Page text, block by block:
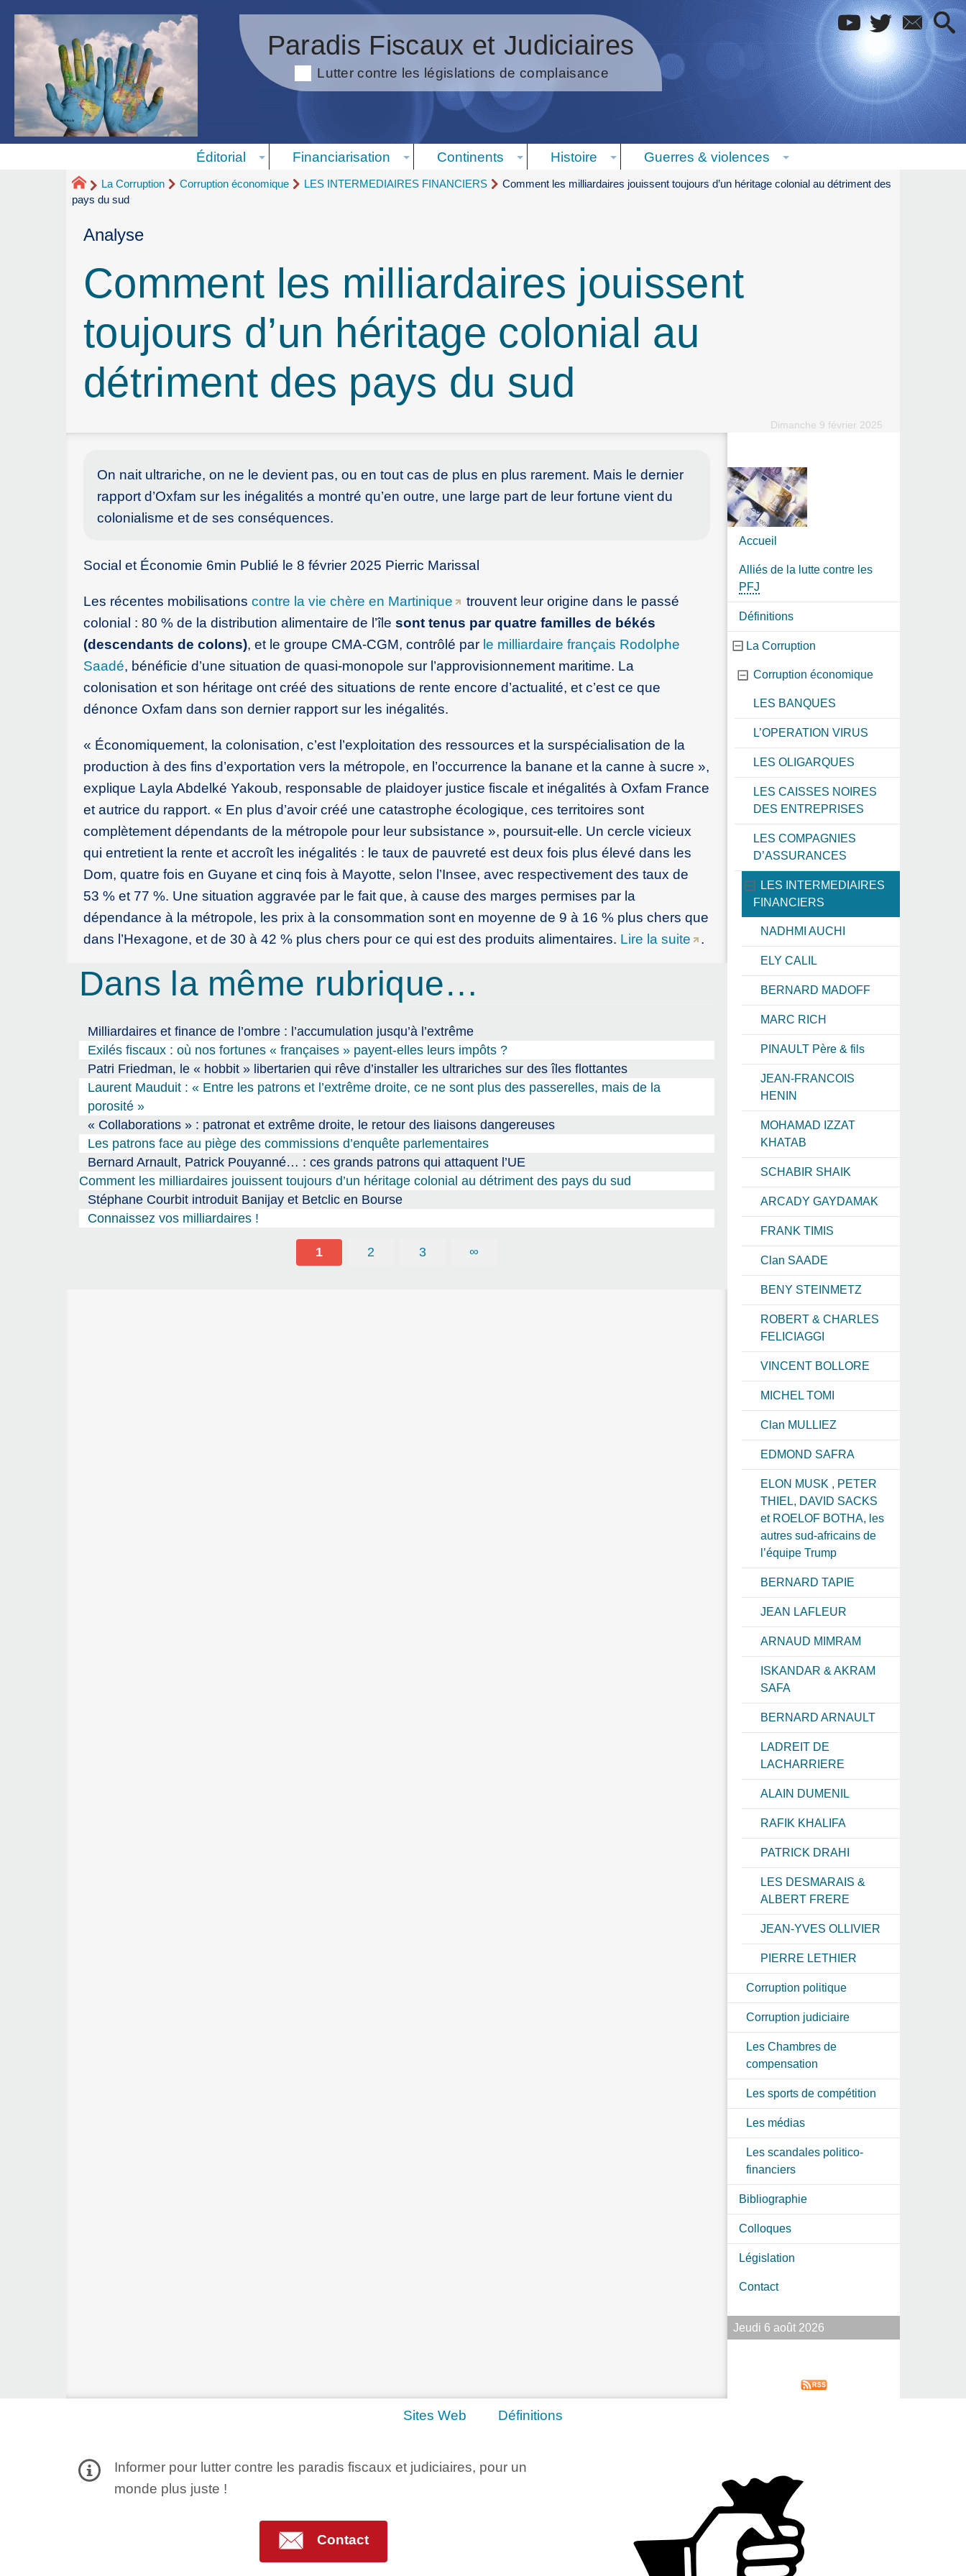
Paradis Fiscaux et Judiciaires
Lutter contre les législations de complaisance
Éditorial Financiarisation Continents Histoire Guerres & violences
La Corruption Corruption économique LES INTERMEDIAIRES FINANCIERS
Comment les milliardaires jouissent toujours d’un héritage colonial au détriment des
pays du sud
Analyse
Comment les milliardaires jouissent
toujours d’un héritage colonial au
détriment des pays du sud
Dimanche 9 février 2025
On nait ultrariche, on ne le devient pas, ou en tout cas de plus en plus rarement. Mais le dernier
rapport d’Oxfam sur les inégalités a montré qu’en outre, une large part de leur fortune vient du
colonialisme et de ses conséquences.
Social et Économie 6min Publié le 8 février 2025 Pierric Marissal
Les récentes mobilisations contre la vie chère en Martinique
trouvent leur origine dans le passé
colonial : 80 % de la distribution alimentaire de l’île sont tenus par quatre familles de békés
(descendants de colons), et le groupe CMA-CGM, contrôlé par le milliardaire français Rodolphe
Saadé, bénéficie d’une situation de quasi-monopole sur l’approvisionnement maritime. La
colonisation et son héritage ont créé des situations de rente encore d’actualité, et c’est ce que
dénonce Oxfam dans son dernier rapport sur les inégalités.
« Économiquement, la colonisation, c’est l’exploitation des ressources et la surspécialisation de la
production à des fins d’exportation vers la métropole, en l’occurrence la banane et la canne à sucre »,
explique Layla Abdelké Yakoub, responsable de plaidoyer justice fiscale et inégalités à Oxfam France
et autrice du rapport. « En plus d’avoir créé une catastrophe écologique, ces territoires sont
complètement dépendants de la métropole pour leur subsistance », poursuit-elle. Un cercle vicieux
qui entretient la rente et accroît les inégalités : le taux de pauvreté est deux fois plus élevé dans les
Dom, quatre fois en Guyane et cinq fois à Mayotte, selon l’Insee, avec respectivement des taux de
53 % et 77 %. Une situation aggravée par le fait que, à cause des marges permises par la
dépendance à la métropole, les prix à la consommation sont en moyenne de 9 à 16 % plus chers que
dans l’Hexagone, et de 30 à 42 % plus chers pour ce qui est des produits alimentaires. Lire la suite .
Dans la même rubrique…
Milliardaires et finance de l’ombre : l’accumulation jusqu’à l’extrême
Exilés fiscaux : où nos fortunes « françaises » payent-elles leurs impôts ?
Patri Friedman, le « hobbit » libertarien qui rêve d’installer les ultrariches sur des îles flottantes
Laurent Mauduit : « Entre les patrons et l’extrême droite, ce ne sont plus des passerelles, mais de la
porosité »
« Collaborations » : patronat et extrême droite, le retour des liaisons dangereuses
Les patrons face au piège des commissions d’enquête parlementaires
Bernard Arnault, Patrick Pouyanné… : ces grands patrons qui attaquent l’UE
Comment les milliardaires jouissent toujours d’un héritage colonial au détriment des pays du sud
Stéphane Courbit introduit Banijay et Betclic en Bourse
Connaissez vos milliardaires !
1 2 3 ∞
Accueil
Alliés de la lutte contre les
PFJ
Définitions
La Corruption
Corruption économique
LES BANQUES
L’OPERATION VIRUS
LES OLIGARQUES
LES CAISSES NOIRES
DES ENTREPRISES
LES COMPAGNIES
D’ASSURANCES
LES INTERMEDIAIRES
FINANCIERS
NADHMI AUCHI
ELY CALIL
BERNARD MADOFF
MARC RICH
PINAULT Père & fils
JEAN-FRANCOIS
HENIN
MOHAMAD IZZAT
KHATAB
SCHABIR SHAIK
ARCADY GAYDAMAK
FRANK TIMIS
Clan SAADE
BENY STEINMETZ
ROBERT & CHARLES
FELICIAGGI
VINCENT BOLLORE
MICHEL TOMI
Clan MULLIEZ
EDMOND SAFRA
ELON MUSK , PETER
THIEL, DAVID SACKS
et ROELOF BOTHA, les
autres sud-africains de
l’équipe Trump
BERNARD TAPIE
JEAN LAFLEUR
ARNAUD MIMRAM
ISKANDAR & AKRAM
SAFA
BERNARD ARNAULT
LADREIT DE
LACHARRIERE
ALAIN DUMENIL
RAFIK KHALIFA
PATRICK DRAHI
LES DESMARAIS &
ALBERT FRERE
JEAN-YVES OLLIVIER
PIERRE LETHIER
Corruption politique
Corruption judiciaire
Les Chambres de
compensation
Les sports de compétition
Les médias
Les scandales politico-
financiers
Bibliographie
Colloques
Législation
Contact
Jeudi 6 août 2026
Sites Web Définitions
Informer pour lutter contre les paradis fiscaux et judiciaires, pour un
monde plus juste !
Contact